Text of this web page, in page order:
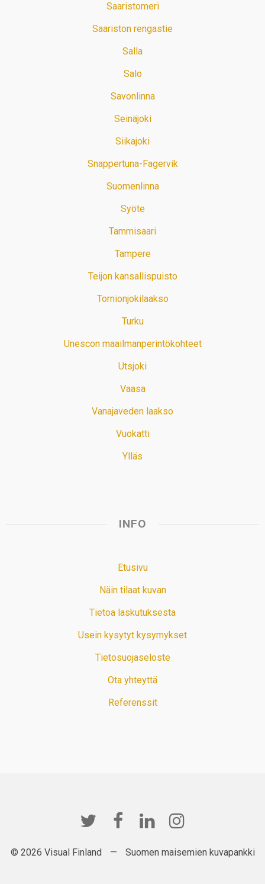
Saaristomeri
Saariston rengastie
Salla
Salo
Savonlinna
Seinäjoki
Siikajoki
Snappertuna-Fagervik
Suomenlinna
Syöte
Tammisaari
Tampere
Teijon kansallispuisto
Tornionjokilaakso
Turku
Unescon maailmanperintökohteet
Utsjoki
Vaasa
Vanajaveden laakso
Vuokatti
Ylläs
INFO
Etusivu
Näin tilaat kuvan
Tietoa laskutuksesta
Usein kysytyt kysymykset
Tietosuojaseloste
Ota yhteyttä
Referenssit
© 2026 Visual Finland — Suomen maisemien kuvapankki